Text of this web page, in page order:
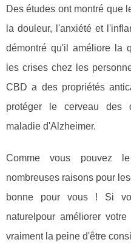
Des études ont montré que
la douleur, l'anxiété et
démontré qu'il améliore la
les crises chez les
CBD a des propriétés
protéger le cerveau des
maladie d'Alzheimer.
Comme vous pouvez
nombreuses raisons pour
bonne pour vous ! Si
naturelpour améliorer
vraiment la peine d'être